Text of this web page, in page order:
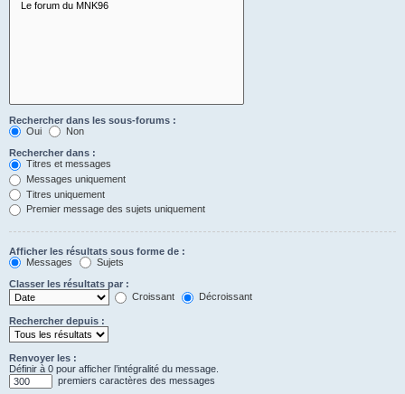
Rechercher dans les sous-forums :
Oui
Non
Rechercher dans :
Titres et messages
Messages uniquement
Titres uniquement
Premier message des sujets uniquement
Afficher les résultats sous forme de :
Messages
Sujets
Classer les résultats par :
Croissant
Décroissant
Rechercher depuis :
Renvoyer les :
Définir à 0 pour afficher l’intégralité du message.
premiers caractères des messages